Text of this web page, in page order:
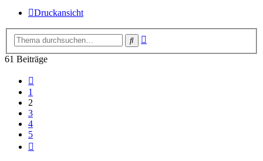
Druckansicht
Suche
61 Beiträge
1
2
3
4
5